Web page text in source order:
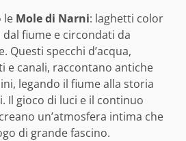
le Mole di Narni: laghetti color
fiume e circondati da
Questi specchi d’acqua,
e canali, raccontano antiche
legando il fiume alla storia
Il gioco di luci e il continuo
un’atmosfera intima che
di grande fascino.